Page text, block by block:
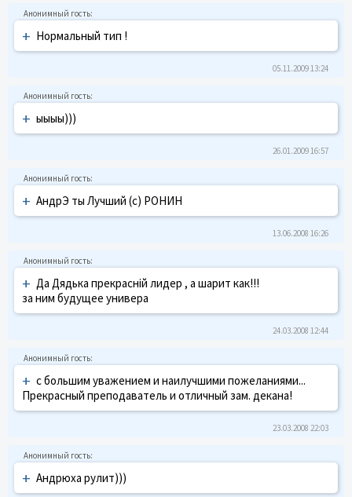
+ Нормальный тип !
05.11.2009 13:24
+ ыыыы)))
26.01.2009 16:57
+ АндрЭ ты Лучший (с) РОНИН
13.06.2008 16:26
+ Да Дядька прекрасній лидер , а шарит как!!!
за ним будущее универа
24.03.2008 12:44
+ с большим уважением и наилучшими пожеланиями...
Прекрасный преподаватель и отличный зам. декана!
23.03.2008 22:03
+ Андрюха рулит)))